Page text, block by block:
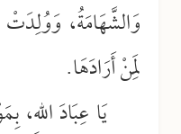
وَالشَّهَامَةُ، وَوُلِدَتْ
لِمَنْ أَرَادَهَا.
يَا عِبَادَ اللهِ،